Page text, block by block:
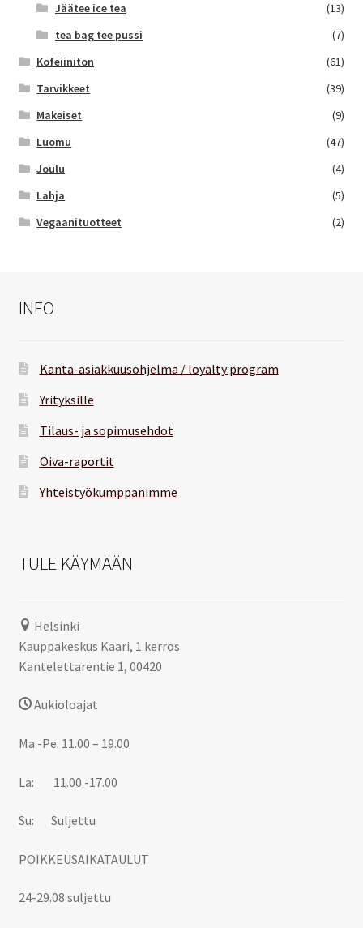
Jäätee ice tea
(13)
tea bag tee pussi
(7)
Kofeiiniton
(61)
Tarvikkeet
(39)
Makeiset
(9)
Luomu
(47)
Joulu
(4)
Lahja
(5)
Vegaanituotteet
(2)
INFO
Kanta-asiakkuusohjelma / loyalty program
Yrityksille
Tilaus- ja sopimusehdot
Oiva-raportit
Yhteistyökumppanimme
TULE KÄYMÄÄN
Helsinki
Kauppakeskus Kaari, 1.kerros
Kantelettarentie 1, 00420
Aukioloajat
Ma -Pe: 11.00 – 19.00
La: 11.00 -17.00
Su: Suljettu
POIKKEUSAIKATAULUT
24-29.08 suljettu